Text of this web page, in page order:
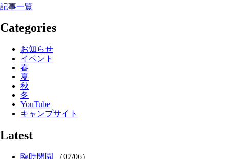
記事一覧
Categories
お知らせ
イベント
春
夏
秋
冬
YouTube
キャンプサイト
Latest
臨時閉園
（07/06）